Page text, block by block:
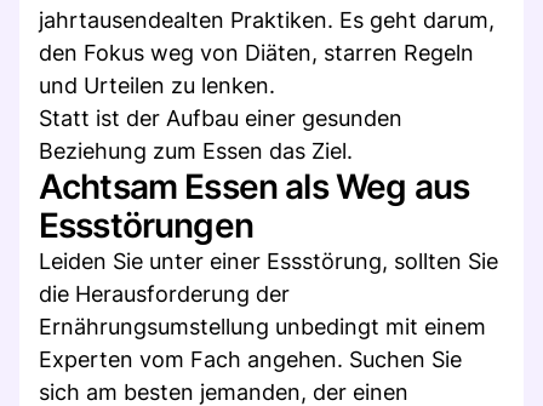
jahrtausendealten Praktiken. Es geht darum,
den Fokus weg von Diäten, starren Regeln
und Urteilen zu lenken.
Statt ist der Aufbau einer gesunden
Beziehung zum Essen das Ziel.
Achtsam Essen als Weg aus
Essstörungen
Leiden Sie unter einer Essstörung, sollten Sie
die Herausforderung der
Ernährungsumstellung unbedingt mit einem
Experten vom Fach angehen. Suchen Sie
sich am besten jemanden, der einen